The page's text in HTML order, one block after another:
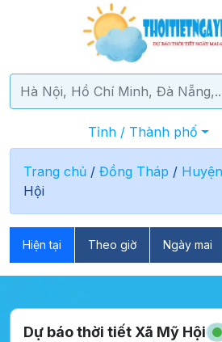
Tỉnh / Thành phố
Trang chủ / Đồng Tháp /
Hội
Hiện tại Theo giờ Ngày mai
Dự báo thời tiết Xã Mỹ Hội